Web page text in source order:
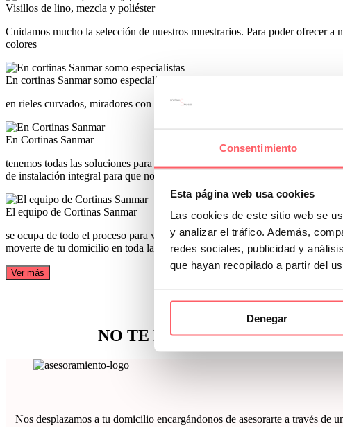
Consentimiento
Esta página web usa cookies
Las cookies de este sitio web se
y analizar el tráfico. Además,
redes sociales, publicidad y
que hayan recopilado a partir del
Denegar
Visillos de lino, mezcla y poliéster
Cuidamos mucho la selección de nuestros muestrarios. Para poder ofrecer
colores
En cortinas Sanmar somo especialistas
en rieles curvados, miradores con formas, anchos especiales…. Con
En Cortinas Sanmar
tenemos todas las soluciones para tus ventanas. Confeccionamos a
de instalación integral para que no tengas que preocuparte de nada
El equipo de Cortinas Sanmar
se ocupa de todo el proceso para vestir todas las ventanas de tu hogar.
moverte de tu domicilio en toda la Comunidad de Madrid
Ver más
¿Qué
NO TE PIERDAS NUESTRO
Nos desplazamos a tu domicilio encargándonos de asesorarte a través de